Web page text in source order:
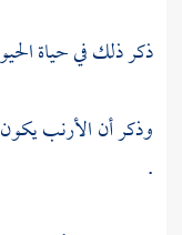
ذكر ذلك في حياة
وذكر أن الأرنب يكون
.